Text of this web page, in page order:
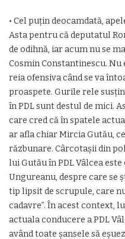
• Cel puţin deocamdată,
Asta pentru că deputatul
de odihnă, iar acum nu se
Cosmin Constantinescu. Nu
reia ofensiva când se va
proaspete. Gurile rele
în PDL sunt destul de mici.
care cred că în spatele
ar afla chiar Mircia Gutău, ce
răzbunare. Cârcotaşii din
lui Gutău în PDL Vâlcea
Ungureanu, despre care se
tip lipsit de scrupule, care
cadavre”. În acest context,
actuala conducere a PDL
având toate şansele să